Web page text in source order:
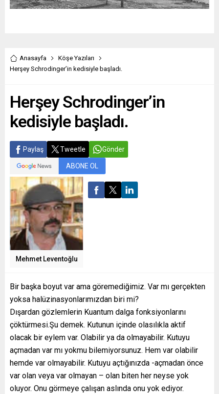
Anasayfa
Köşe Yazıları
Herşey Schrodinger’in kedisiyle başladı.
Herşey Schrodinger’in
kedisiyle başladı.
Paylaş Tweetle Gönder
ABONE OL
Mehmet Leventoğlu
Bir başka boyut var ama göremediğimiz. Var mı gerçekten
yoksa halüzinasyonlarımızdan biri mi?
Dışardan gözlemlerin Kuantum dalga fonksiyonlarını
çöktürmesi.Şu demek. Kutunun içinde olasılıkla aktif
olacak bir eylem var. Olabilir ya da olmayabilir. Kutuyu
açmadan var mı yokmu bilemiyorsunuz. Hem var olabilir
hemde var olmayabilir. Kutuyu açtığınızda -açmadan önce
var olan veya var olmayan – olan biten her neyse yok
oluyor. Onu görmeye çalışan aslında onu yok ediyor.